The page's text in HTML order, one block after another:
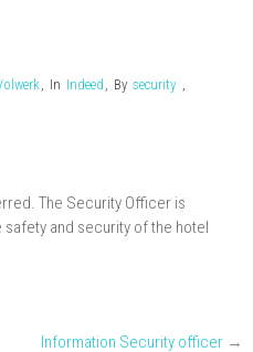
, In Indeed , By security ,
The Security Officer is
and security of the hotel
Information Security officer →